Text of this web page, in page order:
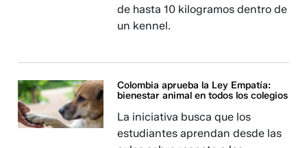
de hasta 10 kilogramos dentro de
un kennel.
Colombia aprueba la Ley Empatía:
bienestar animal en todos los colegios
La iniciativa busca que los
estudiantes aprendan desde las